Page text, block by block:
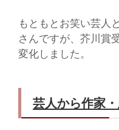
もともとお笑い芸人
さんですが、芥川賞
変化しました。
芸人から作家